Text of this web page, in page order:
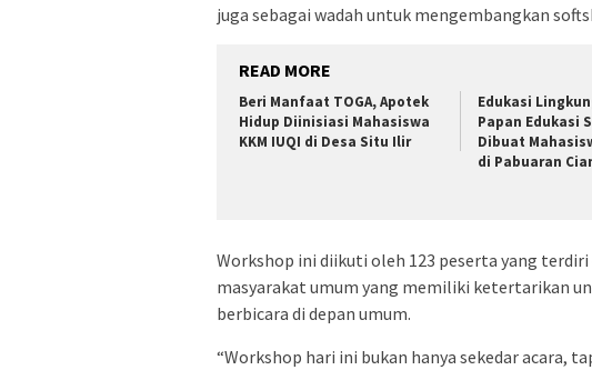
juga sebagai wadah untuk mengembangkan
READ MORE
Beri Manfaat TOGA, Apotek
Hidup Diinisiasi Mahasiswa
KKM IUQI di Desa Situ Ilir
Edukasi
Papan Edukasi
Dibuat
di Pabuaran
Workshop ini diikuti oleh 123 peserta yang terdiri
masyarakat umum yang memiliki ketertarikan
berbicara di depan umum.
“Workshop hari ini bukan hanya sekedar acara,